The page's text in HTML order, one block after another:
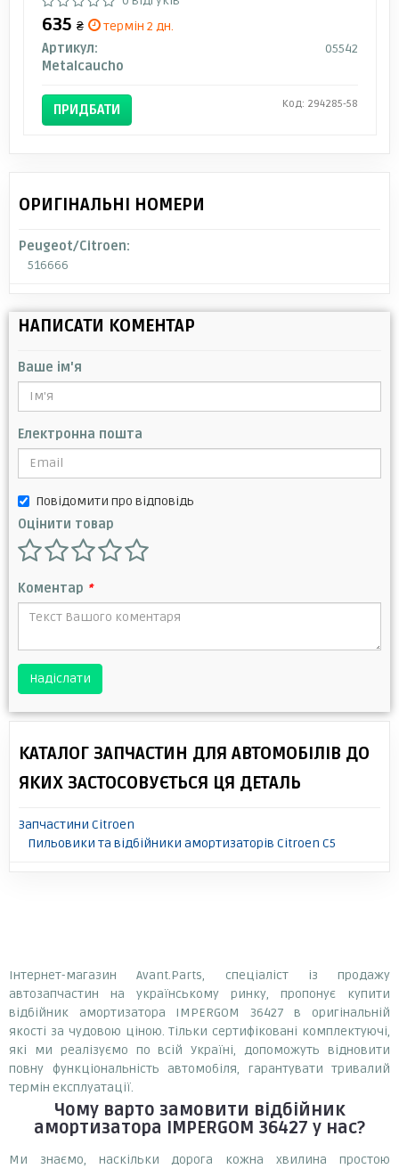
635 ₴
термін 2 дн.
Артикул:
05542
Metalcaucho
ПРИДБАТИ Код: 294285-58
ОРИГІНАЛЬНІ НОМЕРИ
Peugeot/Citroen:
516666
НАПИСАТИ КОМЕНТАР
Ваше ім'я
Електронна пошта
Повідомити про відповідь
Оцінити товар
Коментар *
Надіслати
КАТАЛОГ ЗАПЧАСТИН ДЛЯ АВТОМОБІЛІВ ДО
ЯКИХ ЗАСТОСОВУЄТЬСЯ ЦЯ ДЕТАЛЬ
Запчастини Citroen
Пильовики та відбійники амортизаторів Citroen C5
Інтернет-магазин Avant.Parts, спеціаліст із продажу
автозапчастин на українському ринку, пропонує купити
відбійник амортизатора IMPERGOM 36427 в оригінальній
якості за чудовою ціною. Тільки сертифіковані комплектуючі,
які ми реалізуємо по всій Україні, допоможуть відновити
повну функціональність автомобіля, гарантувати тривалий
термін експлуатації.
Чому варто замовити відбійник
амортизатора IMPERGOM 36427 у нас?
Ми знаємо, наскільки дорога кожна хвилина простою